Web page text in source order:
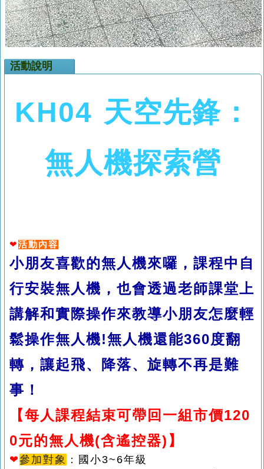
活動說明
KH04 天空先鋒：
無人機探索營
❤活動內容
小朋友喜歡的無人機來囉，課程中自
行安裝無人機，也會透過老師課堂上
講解和實際操作來教導小朋友怎麼輕
鬆操作無人機!無人機還能360度翻
轉，讓起飛、降落、旋轉不再是難
事！
【每人課程結束可帶回一組市價120
0元的無人機(含遙控器)】
❤參加對象 ： 國小3~6年級